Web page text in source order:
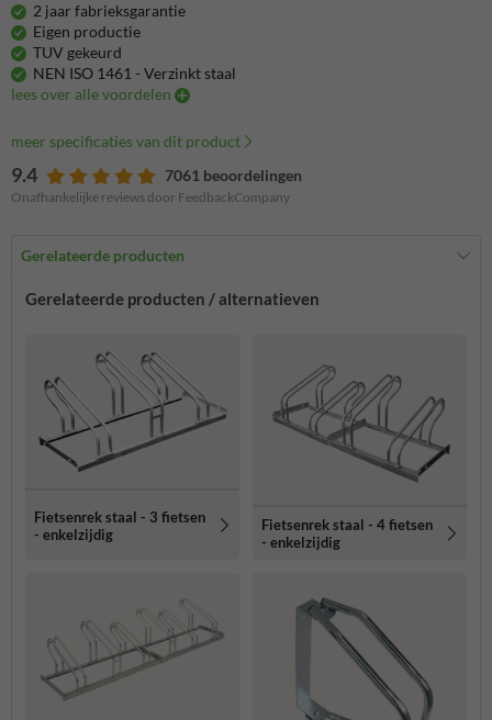
2 jaar fabrieksgarantie
Eigen productie
TUV gekeurd
NEN ISO 1461 - Verzinkt staal
lees over alle voordelen
meer specificaties van dit product
9.4 7061 beoordelingen
Onafhankelijke reviews door FeedbackCompany
Gerelateerde producten
Gerelateerde producten / alternatieven
Fietsenrek staal - 3 fietsen
- enkelzijdig
Fietsenrek staal - 4 fietsen
- enkelzijdig